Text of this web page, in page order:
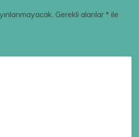
Gerekli alanlar* ile